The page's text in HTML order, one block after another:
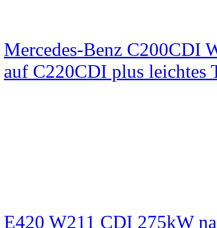
Mercedes-Benz C200CDI
auf C220CDI plus
E420 W211 CDI 275kW